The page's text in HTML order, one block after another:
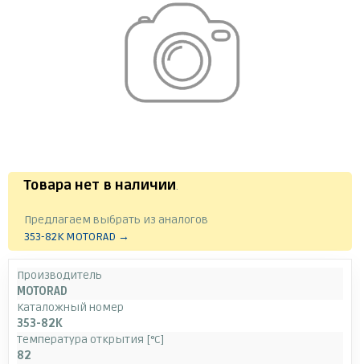
Товара нет в наличии.
Предлагаем выбрать из аналогов
353-82K MOTORAD →
Производитель
MOTORAD
Каталожный номер
353-82K
Температура открытия [°C]
82